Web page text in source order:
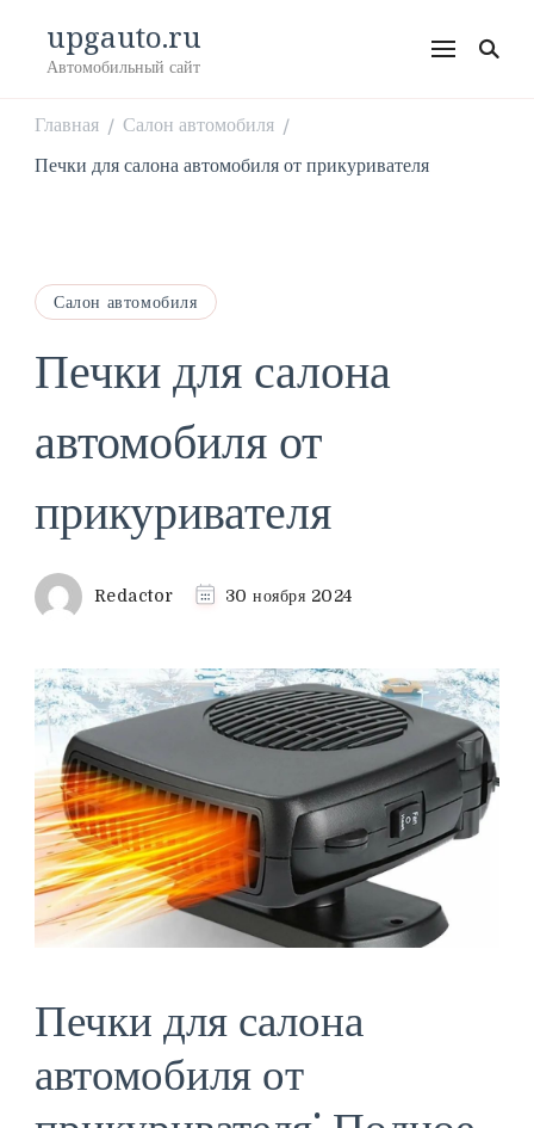
upgauto.ru
Автомобильный сайт
Главная / Салон автомобиля /
Печки для салона автомобиля от прикуривателя
Салон автомобиля
Печки для салона
автомобиля от
прикуривателя
Redactor 30 ноября 2024
Печки для салона
автомобиля от